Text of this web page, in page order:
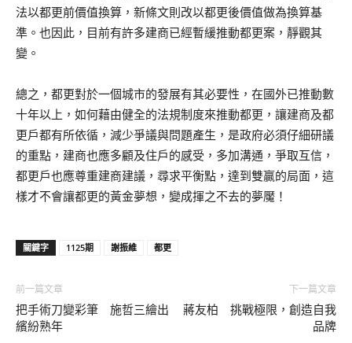
法以都更前價值換算，新條文則改以都更後價值做為換算基
準。也因此，目前有許多建商已經暫緩推動都更案，靜觀其
變。
總之，都更對於一個城市的發展有其必要性，在國外已推動數
十年以上，如何藉由健全的法規制度來推動都更，讓建商及都
更戶都有所依循，減少爭議與問題產生，是政府必須仔細研議
的重點，建商也應多顧及住戶的感受，多加溝通，爭取互信，
都更戶也應尊重建商建議，尋求平衡點，達到雙贏的局面，這
樣才不會讓都更的黃金夢想，變成揮之不去的夢魘！
關鍵字 1125期 謝振維 都更
前一篇文章
把手術刀變彩筆 施哲三繪出
繽紛熟年
下一篇文章
蔣友柏 挑戰極限，創造自我
品牌